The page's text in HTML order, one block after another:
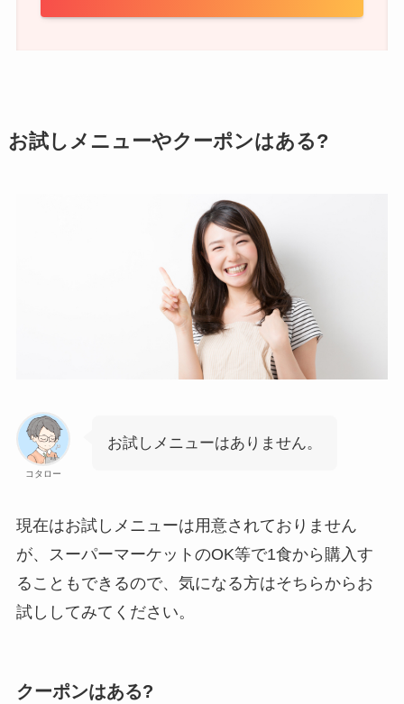
お試しメニューやクーポンはある?
コタロー
お試しメニューはありません。
現在はお試しメニューは用意されておりません
が、スーパーマーケットのOK等で1食から購入す
ることもできるので、気になる方はそちらからお
試ししてみてください。
クーポンはある?